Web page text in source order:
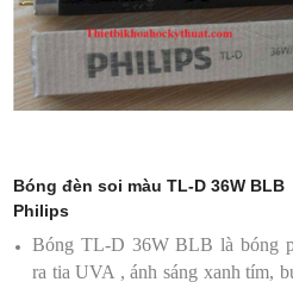
Bóng đèn soi màu TL-D 36W BLB
Philips
Bóng TL-D 36W BLB là bóng
ra tia UVA , ánh sáng xanh tím,